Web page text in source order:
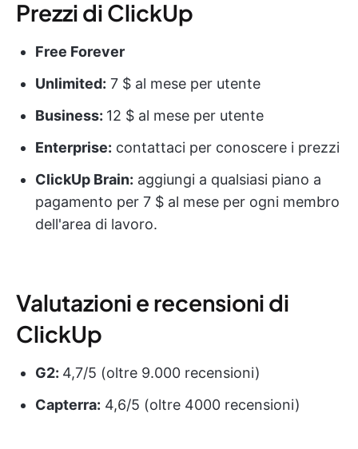
Prezzi di ClickUp
Free Forever
Unlimited: 7 $ al mese per utente
Business: 12 $ al mese per utente
Enterprise: contattaci per conoscere i prezzi
ClickUp Brain: aggiungi a qualsiasi piano a
pagamento per 7 $ al mese per ogni membro
dell'area di lavoro.
Valutazioni e recensioni di
ClickUp
G2: 4,7/5 (oltre 9.000 recensioni)
Capterra: 4,6/5 (oltre 4000 recensioni)